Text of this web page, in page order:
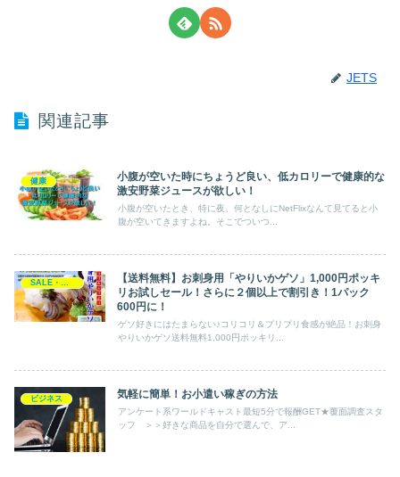
JETS
関連記事
健康
小腹が空いた時にちょうど良い、低カロリーで健康的な
激安野菜ジュースが欲しい！
小腹が空いたとき、特に夜、何となしにNetFlixなんて見てると小
腹が空いてきますよね。そこでついつ...
SALE・プレゼント・キャンペーン
【送料無料】お刺身用「やりいかゲソ」1,000円ポッキ
リお試しセール！さらに２個以上で割引き！1パック
600円に！
ゲソ好きにはたまらない♪コリコリ＆プリプリ食感が絶品！お刺身
やりいかゲソ送料無料1,000円ポッキリ...
ビジネス 気軽に簡単！お小遣い稼ぎの方法
アンケート系ワールドキャスト最短5分で報酬GET★覆面調査スタ
ッフ ＞＞好きな商品を自分で選んで、ア...